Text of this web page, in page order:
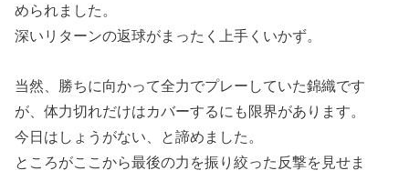
められました。
深いリターンの返球がまったく上手くいかず。
当然、勝ちに向かって全力でプレーしていた錦織です
が、体力切れだけはカバーするにも限界があります。
今日はしょうがない、と諦めました。
ところがここから最後の力を振り絞った反撃を見せま